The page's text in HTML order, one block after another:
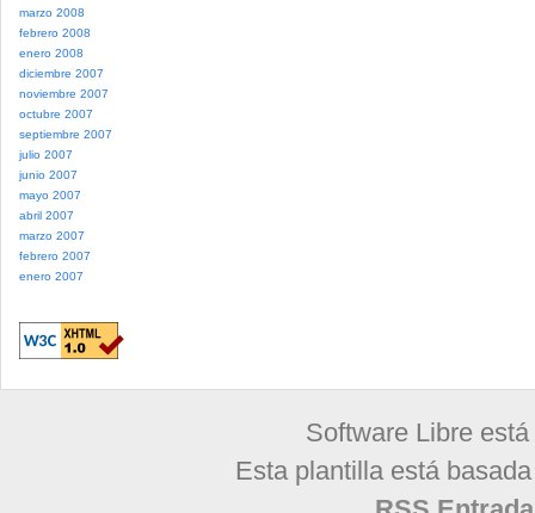
marzo 2008
febrero 2008
enero 2008
diciembre 2007
noviembre 2007
octubre 2007
septiembre 2007
julio 2007
junio 2007
mayo 2007
abril 2007
marzo 2007
febrero 2007
enero 2007
Software Libre
Esta plantilla está